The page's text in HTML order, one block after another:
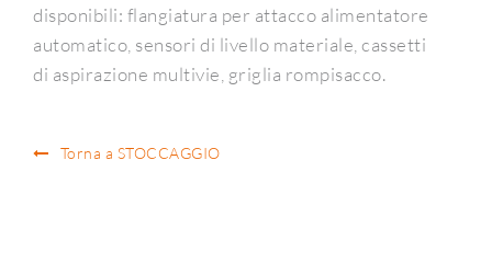
disponibili: flangiatura per attacco alimentatore
automatico, sensori di livello materiale, cassetti
di aspirazione multivie, griglia rompisacco.
Torna a STOCCAGGIO